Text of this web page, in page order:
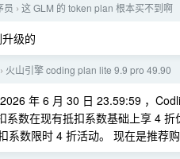
员 › 这 GLM 的 token plan 根本买不到啊
级的
› 火山引擎 coding plan lite 9.9 pro 49.90
年 6 月 30 日 23.59:59 ，
数在现有抵扣系数基础上享 4
系数限时 4 折活动。 现在是推荐